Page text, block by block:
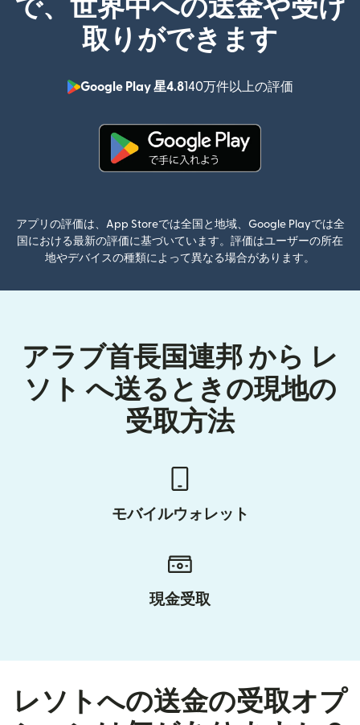
で、世界中への送金や受け
取りができます
Google Play 星4.8140万件以上の評価
（別ウィン
アプリの評価は、App Storeでは全国と地域、Google Playでは全
国における最新の評価に基づいています。評価はユーザーの所在
地やデバイスの種類によって異なる場合があります。
アラブ首長国連邦 から レ
ソト へ送るときの現地の
受取方法
モバイルウォレット
現金受取
レソトへの送金の受取オプ